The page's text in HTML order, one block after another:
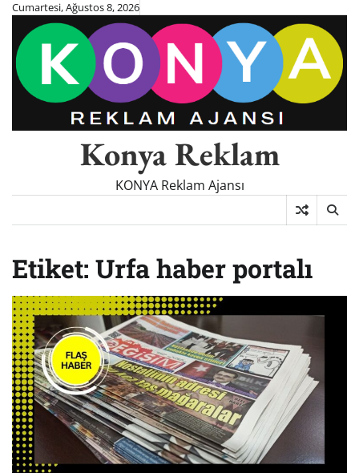
Skip
content
Cumartesi, Ağustos 8, 2026
Konya Reklam
KONYA Reklam Ajansı
Etiket: Urfa haber portalı